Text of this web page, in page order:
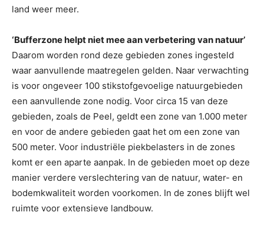
land weer meer.
‘Bufferzone helpt niet mee aan verbetering van natuur’
Daarom worden rond deze gebieden zones ingesteld
waar aanvullende maatregelen gelden. Naar verwachting
is voor ongeveer 100 stikstofgevoelige natuurgebieden
een aanvullende zone nodig. Voor circa 15 van deze
gebieden, zoals de Peel, geldt een zone van 1.000 meter
en voor de andere gebieden gaat het om een zone van
500 meter. Voor industriële piekbelasters in de zones
komt er een aparte aanpak. In de gebieden moet op deze
manier verdere verslechtering van de natuur, water- en
bodemkwaliteit worden voorkomen. In de zones blijft wel
ruimte voor extensieve landbouw.